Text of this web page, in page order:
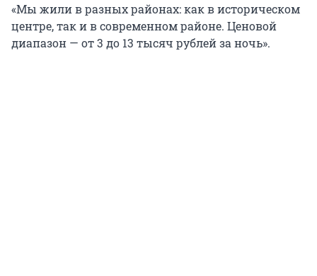
«Мы жили в разных районах: как в историческом
центре, так и в современном районе. Ценовой
диапазон — от 3 до 13 тысяч рублей за ночь».